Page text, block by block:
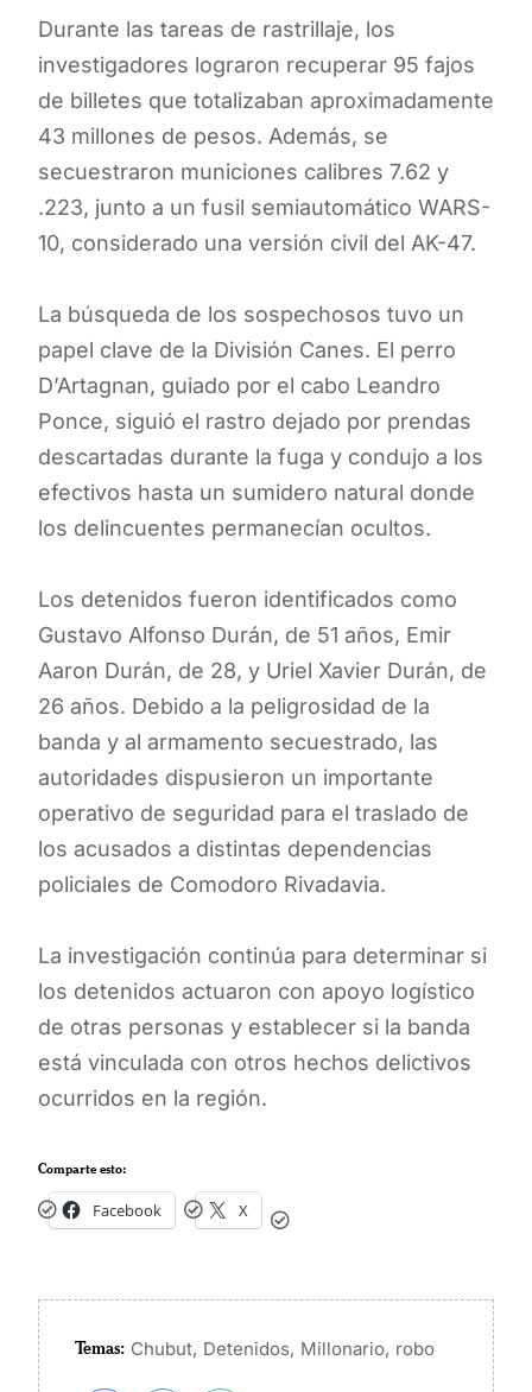
Durante las tareas de rastrillaje, los
investigadores lograron recuperar 95 fajos
de billetes que totalizaban aproximadamente
43 millones de pesos. Además, se
secuestraron municiones calibres 7.62 y
.223, junto a un fusil semiautomático WARS-
10, considerado una versión civil del AK-47.
La búsqueda de los sospechosos tuvo un
papel clave de la División Canes. El perro
D’Artagnan, guiado por el cabo Leandro
Ponce, siguió el rastro dejado por prendas
descartadas durante la fuga y condujo a los
efectivos hasta un sumidero natural donde
los delincuentes permanecían ocultos.
Los detenidos fueron identificados como
Gustavo Alfonso Durán, de 51 años, Emir
Aaron Durán, de 28, y Uriel Xavier Durán, de
26 años. Debido a la peligrosidad de la
banda y al armamento secuestrado, las
autoridades dispusieron un importante
operativo de seguridad para el traslado de
los acusados a distintas dependencias
policiales de Comodoro Rivadavia.
La investigación continúa para determinar si
los detenidos actuaron con apoyo logístico
de otras personas y establecer si la banda
está vinculada con otros hechos delictivos
ocurridos en la región.
Comparte esto:
Facebook X
Temas: Chubut, Detenidos, Millonario, robo